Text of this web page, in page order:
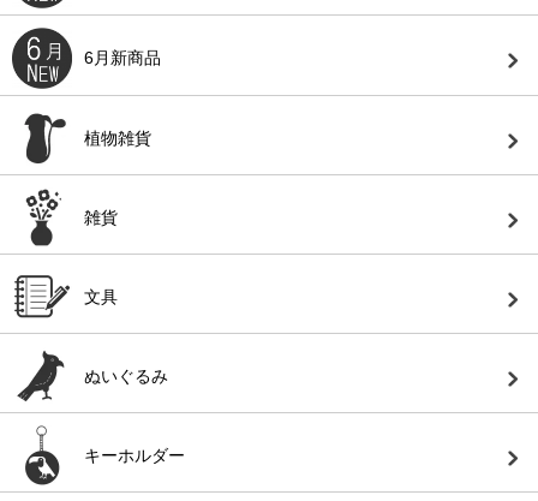
6月新商品
植物雑貨
雑貨
文具
ぬいぐるみ
キーホルダー